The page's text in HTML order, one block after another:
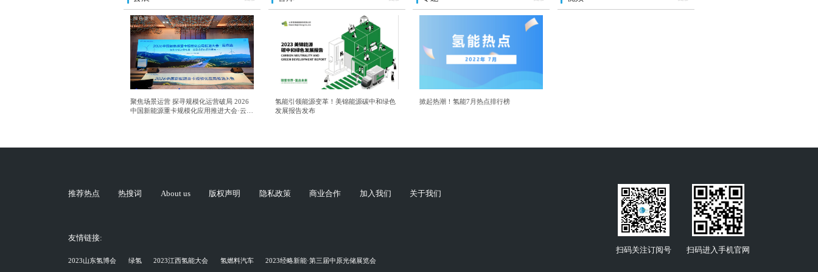
聚焦场景运营 探寻规模化运营破局 2026
中国新能源重卡规模化应用推进大会·云南
氢能引领能源变革！美锦能源碳中和绿色
发展报告发布
掀起热潮！氢能7月热点排行榜
推荐热点 热搜词 About us 版权声明 隐私政策 商业合作 加入我们 关于我们
友情链接:
2023山东氢博会 绿氢 2023江西氢能大会 氢燃料汽车 2023经略新能·第三届中原光储展览会
扫码关注订阅号 扫码进入手机官网